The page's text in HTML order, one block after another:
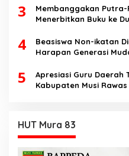
3
Membanggakan Putra-
Menerbitkan Buku ke
4
Beasiswa Non-ikatan
Harapan Generasi
5
Apresiasi Guru Daerah
Kabupaten Musi
HUT Mura 83